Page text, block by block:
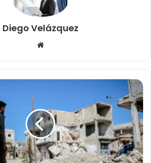
Diego Velázquez
Website